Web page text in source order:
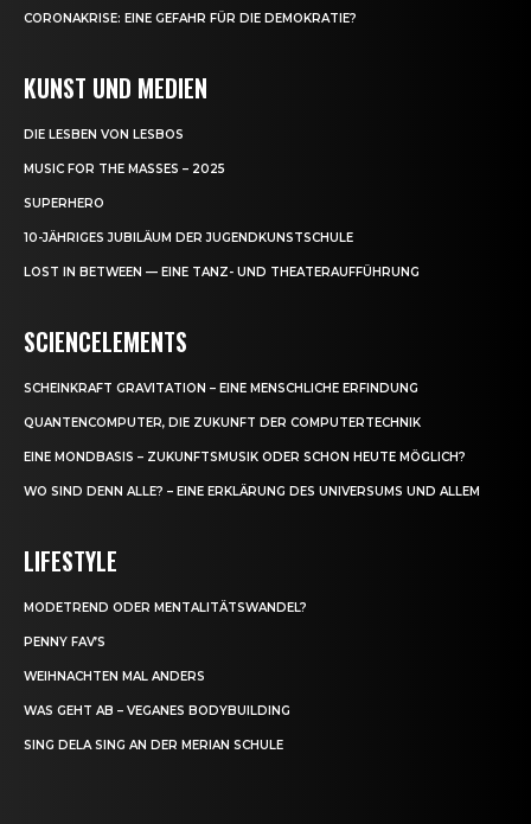
CORONAKRISE: EINE GEFAHR FÜR DIE DEMOKRATIE?
KUNST UND MEDIEN
DIE LESBEN VON LESBOS
MUSIC FOR THE MASSES – 2025
SUPERHERO
10-JÄHRIGES JUBILÄUM DER JUGENDKUNSTSCHULE
LOST IN BETWEEN — EINE TANZ- UND THEATERAUFFÜHRUNG
SCIENCELEMENTS
SCHEINKRAFT GRAVITATION – EINE MENSCHLICHE ERFINDUNG
QUANTENCOMPUTER, DIE ZUKUNFT DER COMPUTERTECHNIK
EINE MONDBASIS – ZUKUNFTSMUSIK ODER SCHON HEUTE MÖGLICH?
WO SIND DENN ALLE? – EINE ERKLÄRUNG DES UNIVERSUMS UND ALLEM
LIFESTYLE
MODETREND ODER MENTALITÄTSWANDEL?
PENNY FAV’S
WEIHNACHTEN MAL ANDERS
WAS GEHT AB – VEGANES BODYBUILDING
SING DELA SING AN DER MERIAN SCHULE